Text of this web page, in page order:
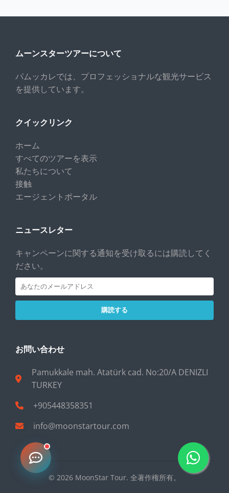
ムーンスターツアーについて
パムッカレでは、プロフェッショナルな観光サービス
を提供しています。
クイックリンク
ホーム
すべてのツアーを表示
私たちについて
接触
エージェントポータル
ニュースレター
キャンペーンに関する通知を受け取るには購読してく
ださい。
購読する
お問い合わせ
Pamukkale mah. Atatürk cad. No:20/A DENIZLI
TURKEY
+905448358351
info@moonstartour.com
© 2026 MoonStar Tour. 全著作権所有。